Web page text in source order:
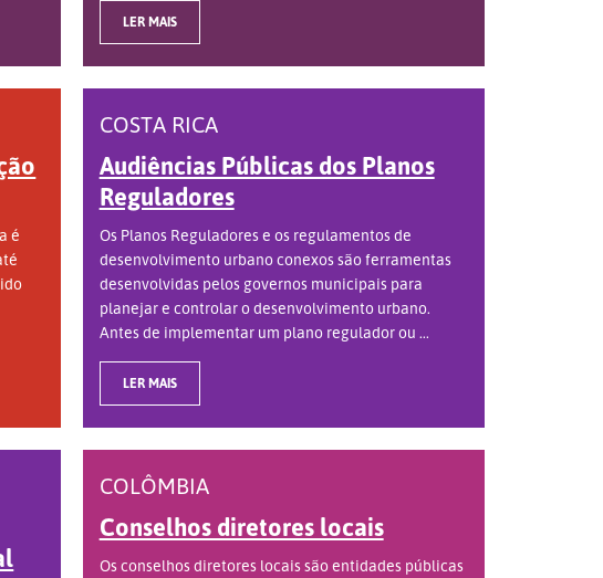
LER MAIS
é
COSTA RICA
Audiências Públicas dos Planos
Reguladores
Os Planos Reguladores e os regulamentos de
desenvolvimento urbano conexos são ferramentas
desenvolvidas pelos governos municipais para
planejar e controlar o desenvolvimento urbano.
Antes de implementar um plano regulador ou ...
LER MAIS
COLÔMBIA
Conselhos diretores locais
Os conselhos diretores locais são entidades públicas